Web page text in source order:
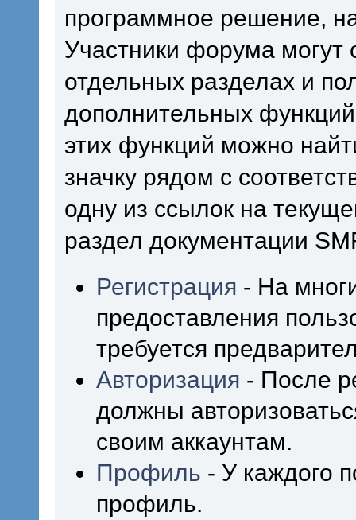
программное решение,
Участники форума
отдельных разделах и
дополнительных
этих функций можно
значку рядом с
одну из ссылок на
раздел документации
Регистрация - На
предоставления
требуется
Авторизация - После
должны
своим аккаунтам.
Профиль - У каждого
профиль.